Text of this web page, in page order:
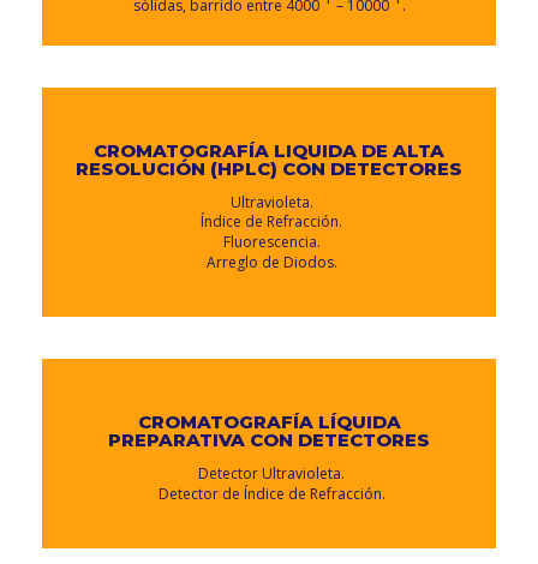
sólidas, barrido entre 4000 – 10000 .
CROMATOGRAFÍA LIQUIDA DE ALTA
RESOLUCIÓN (HPLC) CON DETECTORES
Ultravioleta.
Índice de Refracción.
Fluorescencia.
Arreglo de Diodos.
CROMATOGRAFÍA LÍQUIDA
PREPARATIVA CON DETECTORES
Detector Ultravioleta.
Detector de Índice de Refracción.